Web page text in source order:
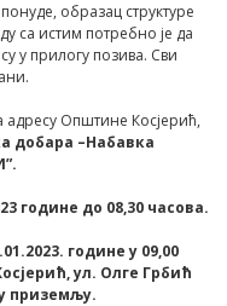
oбразац структуре
са истим потребно је да
у прилогу позива. Сви
адресу Општине Косјерић,
добара –Набавка
године до 08,30 часова.
.2023. године у 09,00
ул. Олге Грбић
приземљу.